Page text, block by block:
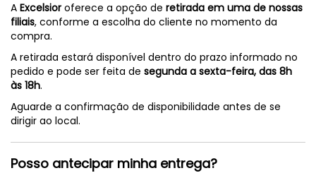
A Excelsioroferece a opção de retirada em uma de nossas
filiais, conforme a escolha do cliente no momento da
compra.
A retirada estará disponível dentro do prazo informado no
pedido e pode ser feita de segunda a sexta-feira, das 8h
às 18h.
Aguarde a confirmação de disponibilidade antes de se
dirigir ao local.
Posso antecipar minha entrega?